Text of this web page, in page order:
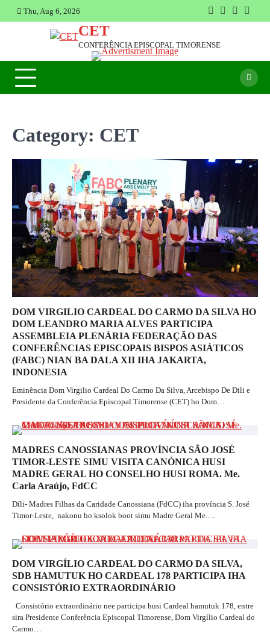
to
Thu, Aug 6, 2026
Facebook
Instagram
Twitter
CET
CONFERÊNCIA EPISCOPAL TIMORENSE
Category: CET
DOM VIRGILIO CARDEAL DO CARMO DA SILVA HO
DOM LEANDRO MARIA ALVES PARTICIPA
ASSEMBLEIA PLENÁRIA FEDERAÇÃO DAS
CONFERÊNCIAS EPISCOPAIS BISPOS ASIÁTICOS
(FABC) NIAN BA DALA XII IHA JAKARTA,
INDONESIA
Eminência Dom Virgilio Cardeal Do Carmo Da Silva, Arcebispo De Dili e
Presidente da Conferência Episcopal Timorense (CET) ho Dom…
MADRES CANOSSIANAS PROVÍNCIA SÃO JOSÉ
TIMOR-LESTE SIMU VISITA CANÓNICA HUSI
MADRE GERAL HO CONSELHO HUSI ROMA. Me.
Carla Araújo, FdCC
Díli- Madres Filhas da Caridade Canossiana (FdCC) iha província S. José
Timor-Leste, nakonu ho ksolok boot simu Madre Geral Me.…
DOM VIRGÍLIO CARDEAL DO CARMO DA SILVA,
SDB HAMUTUK HO CARDEAL 178 PARTICIPA IHA
CONSISTÓRIO EXTRAORDINÁRIO
Consistório extraordinário nee participa husi Cardeal hamutuk 178, entre
sira Presidente Conferência Episcopal Timorense, Dom Virgílio Cardeal do
Carmo…